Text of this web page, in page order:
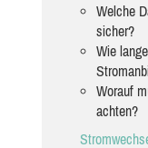
Welche
sicher?
Wie
Worauf
achten?